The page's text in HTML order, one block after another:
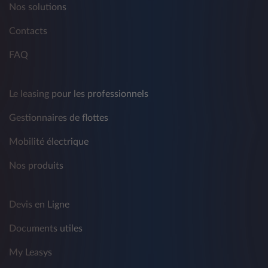
et/ou à d'autres sociétés du groupe Crédit
directe ou de communication commerciale
interactive sur produits, services et autres
activités concernant les produits de tiers.
refus de consentir à un tel traitement affecte
l'exécution des activités décrites ci-dessus.
référence aux fins visées au présent
5).
2) Destinataires des données personnelles
Nos solutions
Contacts
FAQ
Le leasing pour les professionnels
Gestionnaires de flottes
Mobilité électrique
Nos produits
Devis en Ligne
Documents utiles
My Leasys